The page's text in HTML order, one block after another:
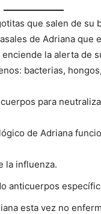
que salen de su
de Adriana que
la alerta de
bacterias,
para
de Adriana
la influenza.
anticuerpos
esta vez no